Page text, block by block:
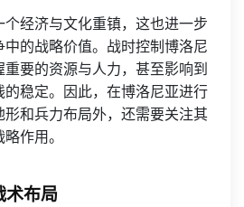
经济与文化重镇，这也进一步
的战略价值。战时控制博洛尼
要的资源与人力，甚至影响到
稳定。因此，在博洛尼亚进行
形和兵力布局外，还需要关注其
作用。
术布局